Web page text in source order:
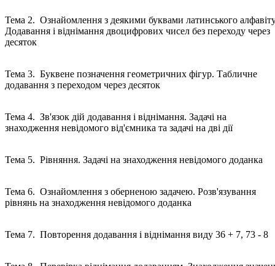
Тема 2. Ознайомлення з деякими буквами латинського
Додавання і віднімання двоцифрових чисел без переходу через
десяток
Тема 3. Буквене позначення геометричних фігур. Табличне
додавання з переходом через десяток
Тема 4. Зв'язок дій додавання і віднімання. Задачі на
знаходження невідомого від'ємника та задачі на дві дії
Тема 5. Рівняння. Задачі на знаходження невідомого доданка
Тема 6. Ознайомлення з оберненою задачею. Розв'язування
рівнянь на знаходження невідомого доданка
Тема 7. Повторення додавання і віднімання виду 36 + 7, 73 - 8